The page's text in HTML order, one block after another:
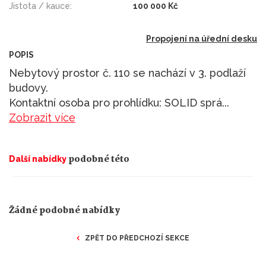
Jistota / kauce:
100 000 Kč
Propojení na úřední desku
POPIS
Nebytový prostor č. 110 se nachází v 3. podlaží
budovy.
Kontaktní osoba pro prohlídku: SOLID sprá...
Zobrazit více
Další nabídky podobné této
Žádné podobné nabídky
ZPĚT DO PŘEDCHOZÍ SEKCE